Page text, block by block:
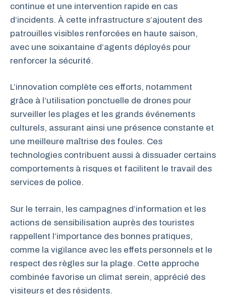
continue et une intervention rapide en cas
d’incidents. À cette infrastructure s’ajoutent des
patrouilles visibles renforcées en haute saison,
avec une soixantaine d’agents déployés pour
renforcer la sécurité.
L’innovation complète ces efforts, notamment
grâce à l’utilisation ponctuelle de drones pour
surveiller les plages et les grands événements
culturels, assurant ainsi une présence constante et
une meilleure maîtrise des foules. Ces
technologies contribuent aussi à dissuader certains
comportements à risques et facilitent le travail des
services de police.
Sur le terrain, les campagnes d’information et les
actions de sensibilisation auprès des touristes
rappellent l’importance des bonnes pratiques,
comme la vigilance avec les effets personnels et le
respect des règles sur la plage. Cette approche
combinée favorise un climat serein, apprécié des
visiteurs et des résidents.